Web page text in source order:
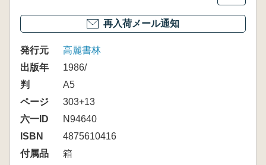
再入荷メール通知
発行元
高麗書林
出版年
1986/
判
A5
ページ
303+13
六一ID
N94640
ISBN
4875610416
付属品
箱